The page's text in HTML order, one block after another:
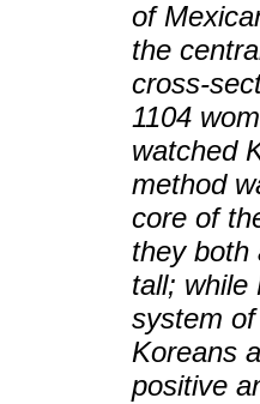
of
the
cross-
1104
watched
method
core of
they both
tall; while
system
Koreans
positive